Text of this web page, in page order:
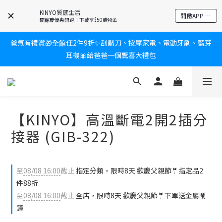
KINYO質感生活
開館慶優惠開跑！下載享$50購物金 開啟APP 享隱藏優惠
新會員送$100購物金✨再享消費回饋無極限
新會員送$100購物金✨再享消費回饋無極限
爸氣有禮賞🎁全館任2件9折✨刮鬍刀、按摩家電、電動牙刷、藍芽
耳機🎀給爸爸一個驚喜大禮包
炎熱夏日救星☀️秒凍扇登場💙半導體製冷 x 微米級冰霧，一秒開
新會員送$100購物金✨再享消費回饋無極限
【KINYO】高溫斷電2開2插分
接器 (GIB-322)
至08/08 16:00截止 指定分類，限時8天 歡慶父親節🤵指定品2
件88折
至08/08 16:00截止全店，限時8天 歡慶父親節🤵下單送金屬鬧
鐘